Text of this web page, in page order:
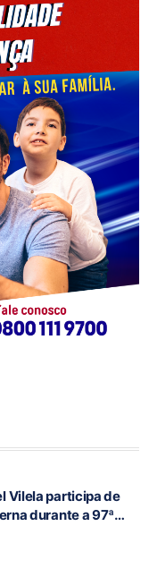
Vilela participa de
durante a 97ª
da Lapa de Terra